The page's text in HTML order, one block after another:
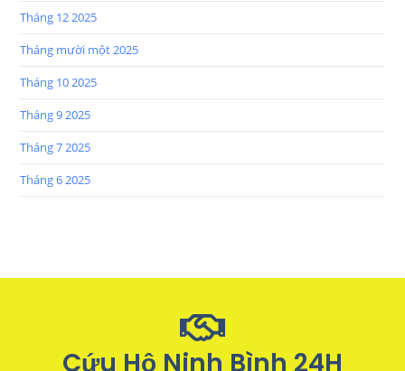
Tháng 12 2025
Tháng mười một 2025
Tháng 10 2025
Tháng 9 2025
Tháng 7 2025
Tháng 6 2025
Cứu Hộ Ninh Bình 24H